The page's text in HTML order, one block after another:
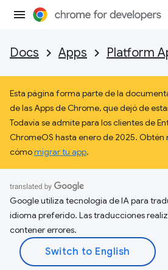
Docs Apps Platform
Esta página forma parte de la
de las Apps de Chrome, que dejó de
Todavía se admite para los clientes de
ChromeOS hasta enero de 2025.
cómomigrar tu app.
Google utiliza tecnología de IA para
idioma preferido. Las traducciones
contener errores.